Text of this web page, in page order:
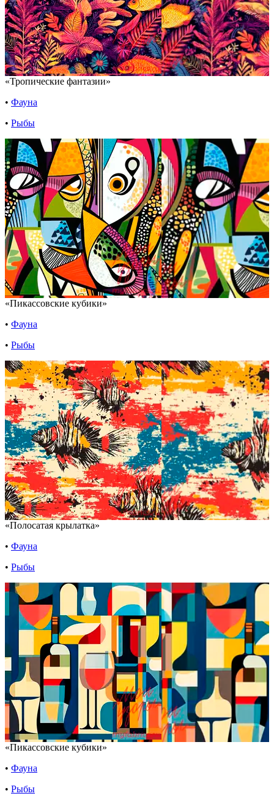
«Тропические фантазии»
• Фауна
• Рыбы
«Пикассовские кубики»
• Фауна
• Рыбы
«Полосатая крылатка»
• Фауна
• Рыбы
«Пикассовские кубики»
• Фауна
• Рыбы